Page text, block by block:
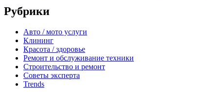
Рубрики
Авто / мото услуги
Клининг
Красота / здоровье
Ремонт и обслуживание техники
Строительство и ремонт
Советы эксперта
Trends